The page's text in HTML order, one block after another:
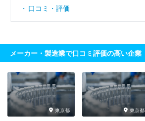
口コミ・評価
メーカー・製造業で口コミ評価の高い企業
東京都 東京都